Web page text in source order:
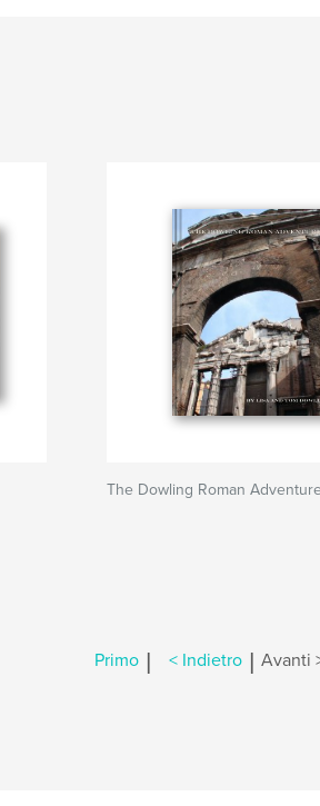
The Dowling Roman Adventure
Primo | < Indietro | Avanti